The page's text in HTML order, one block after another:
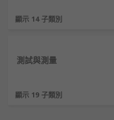
顯示 14 子類別
測試與測量
顯示 19 子類別